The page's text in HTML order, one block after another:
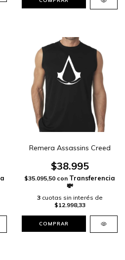
Remera Assassins Creed
$38.995
$35.095,50 con
3 cuotas sin interés de
$12.998,33
COMPRAR